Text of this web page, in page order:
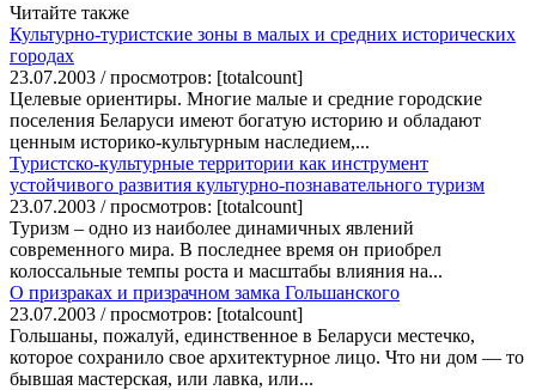
Читайте также
Культурно-туристские зоны в малых и средних исторических
городах
23.07.2003 / просмотров: [totalcount]
Целевые ориентиры. Многие малые и средние городские
поселения Беларуси имеют богатую историю и обладают
ценным историко-культурным наследием,...
Туристско-культурные территории как инструмент
устойчивого развития культурно-познавательного туризм
23.07.2003 / просмотров: [totalcount]
Туризм – одно из наиболее динамичных явлений
современного мира. В последнее время он приобрел
колоссальные темпы роста и масштабы влияния на...
О призраках и призрачном замка Гольшанского
23.07.2003 / просмотров: [totalcount]
Гольшаны, пожалуй, единственное в Беларуси местечко,
которое сохранило свое архитектурное лицо. Что ни дом — то
бывшая мастерская, или лавка, или...